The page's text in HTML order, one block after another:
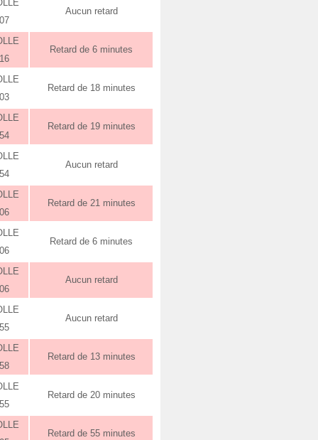
Aucun retard
Retard de 6 minutes
Retard de 18 minutes
Retard de 19 minutes
Aucun retard
Retard de 21 minutes
Retard de 6 minutes
Aucun retard
Aucun retard
Retard de 13 minutes
Retard de 20 minutes
Retard de 55 minutes